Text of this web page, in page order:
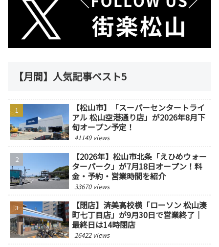
【月間】人気記事ベスト5
【松山市】「スーパーセンタートライ
アル 松山空港通り店」が2026年8月下
旬オープン予定！
41149 views
【2026年】松山市北条「えひめウォー
ターパーク」が7月18日オープン！料
金・予約・営業時間を紹介
33670 views
【閉店】済美高校横「ローソン 松山湊
町七丁目店」が9月30日で営業終了｜
最終日は14時閉店
26422 views